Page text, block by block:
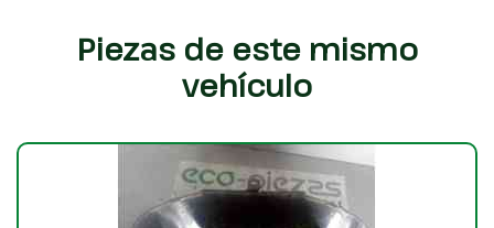
Piezas de este mismo
vehículo